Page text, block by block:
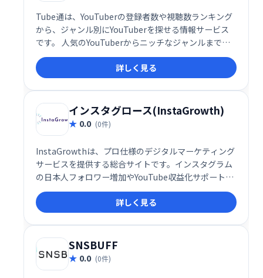
Tube通は、YouTuberの登録者数や視聴数ランキング
から、ジャンル別にYouTuberを探せる情報サービス
です。 人気のYouTuberからニッチなジャンルまで、
簡単に検索・比較できます。 最新トレンドや気になる
YouTuberの発掘に役立ち、YouTube戦略の立案にも
最適です。
詳しく見る
インスタグロース(InstaGrowth)
0.0 (0件)
InstaGrowthは、プロ仕様のデジタルマーケティング
サービスを提供する総合サイトです。インスタグラム
の日本人フォロワー増加やYouTube収益化サポートな
ど、多様なサービスでお客様のビジネス成長を支援し
ます。
詳しく見る
SNSBUFF
0.0 (0件)